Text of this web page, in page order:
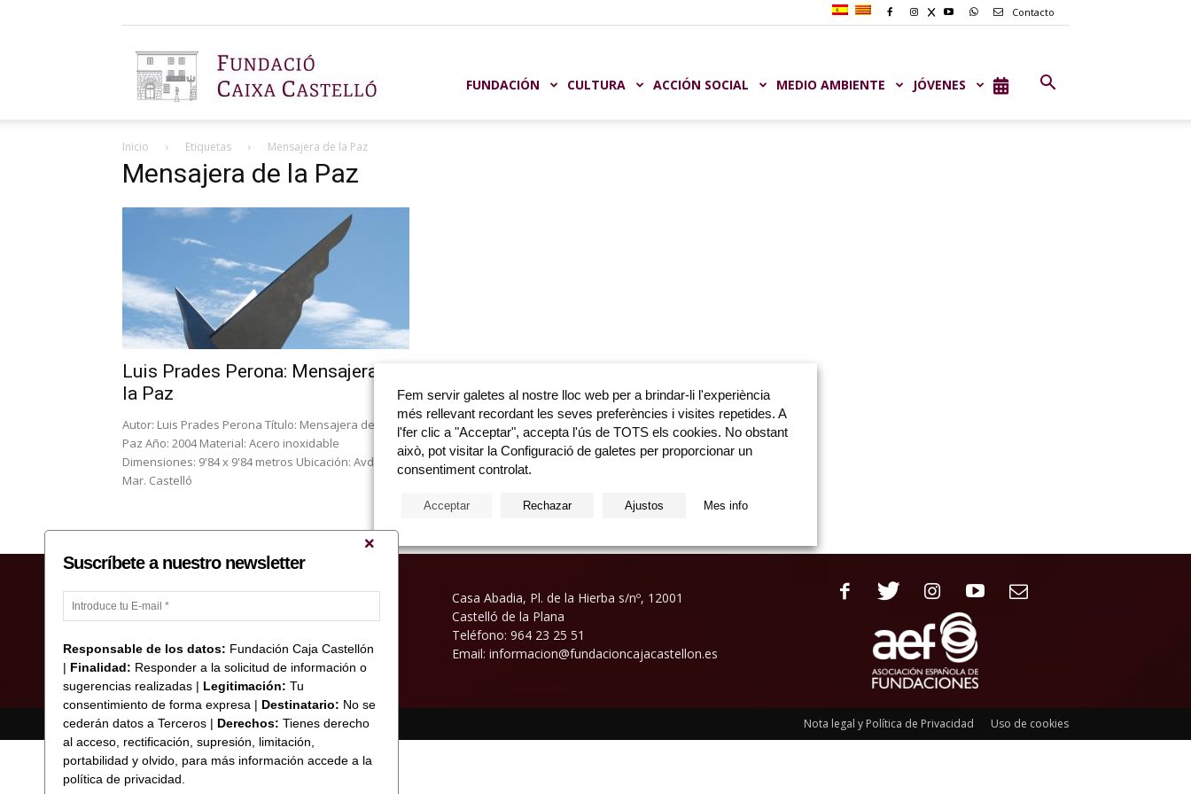
Contacto
FUNDACIÓN CULTURA ACCIÓN SOCIAL MEDIO AMBIENTE JÓVENES
Inicio Etiquetas Mensajera de la Paz
Mensajera de la Paz
Luis Prades Perona: Mensajera de
la Paz
Autor: Luis Prades Perona Título: Mensajera de la
Paz Año: 2004 Material: Acero inoxidable
Dimensiones: 9'84 x 9'84 metros Ubicación: Avda. del
Mar. Castelló
Casa Abadia, Pl. de la Hierba s/nº, 12001
Castelló de la Plana
Teléfono: 964 23 25 51
Email: informacion@fundacioncajacastellon.es
Nota legal y Política de Privacidad Uso de cookies
© Copyright 2017 Fundació Caixa Castelló
Suscríbete a nuestro newsletter
Responsable de los datos: Fundación Caja Castellón
| Finalidad: Responder a la solicitud de información o
sugerencias realizadas | Legitimación: Tu
consentimiento de forma expresa | Destinatario: No se
cederán datos a Terceros | Derechos: Tienes derecho
al acceso, rectificación, supresión, limitación,
portabilidad y olvido, para más información accede a la
política de privacidad.
Fem servir galetes al nostre lloc web per a brindar-li l'experiència
més rellevant recordant les seves preferències i visites repetides. A
l'fer clic a "Acceptar", accepta l'ús de TOTS els cookies. No obstant
això, pot visitar la Configuració de galetes per proporcionar un
consentiment controlat.
Acceptar Rechazar Ajustos Mes info